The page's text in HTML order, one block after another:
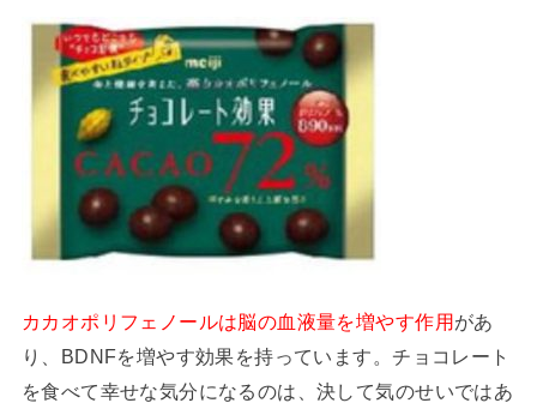
カカオポリフェノールは脳の血液量を増やす作用があ
り、BDNFを増やす効果を持っています。チョコレート
を食べて幸せな気分になるのは、決して気のせいではあ